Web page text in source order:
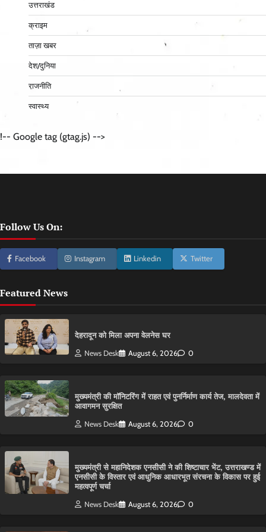
उत्तराखंड
क्राइम
ताज़ा खबर
देश/दुनिया
राजनीति
स्वास्थ्य
!-- Google tag (gtag.js) -->
Follow Us On:
Facebook Instagram Linkedin Twitter
Featured News
देहरादून को मिला अपना वेलनेस घर
News Desk August 6, 2026 0
मुख्यमंत्री की मॉनिटरिंग में राहत एवं पुनर्निर्माण कार्य तेज, मालदेवता में
आवागमन सुरक्षित
News Desk August 6, 2026 0
मुख्यमंत्री से महानिदेशक एनसीसी ने की शिष्टाचार भेंट, उत्तराखण्ड में
एनसीसी के विस्तार एवं आधुनिक आधारभूत संरचना के विकास पर हुई
महत्वपूर्ण चर्चा
News Desk August 6, 2026 0